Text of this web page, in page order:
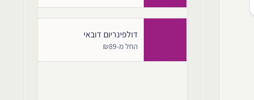
דולפינריום דובאי
החל מ-₪89